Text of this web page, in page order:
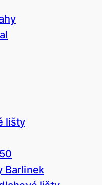
lišty
Barlinek